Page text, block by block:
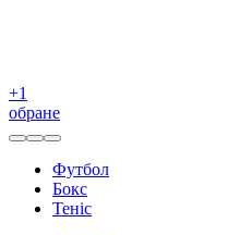
+1
обране
Футбол
Бокс
Теніс